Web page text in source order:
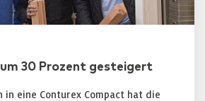
30 Prozent gesteigert
eine Conturex Compact hat die